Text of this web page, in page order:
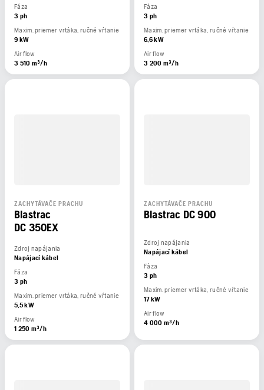
Fáza
3 ph
Maxim. priemer vrtáka, ručné vŕtanie
9 kW
Air flow
3 510 m³/h
Fáza
3 ph
Maxim. priemer vrtáka, ručné vŕtanie
6,6 kW
Air flow
3 200 m³/h
ZACHYTÁVAČE PRACHU
Blastrac
DC 350EX
Zdroj napájania
Napájací kábel
Fáza
3 ph
Maxim. priemer vrtáka, ručné vŕtanie
5,5 kW
Air flow
1 250 m³/h
ZACHYTÁVAČE PRACHU
Blastrac DC 900
Zdroj napájania
Napájací kábel
Fáza
3 ph
Maxim. priemer vrtáka, ručné vŕtanie
17 kW
Air flow
4 000 m³/h